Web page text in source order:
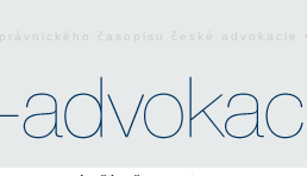
časopisu české